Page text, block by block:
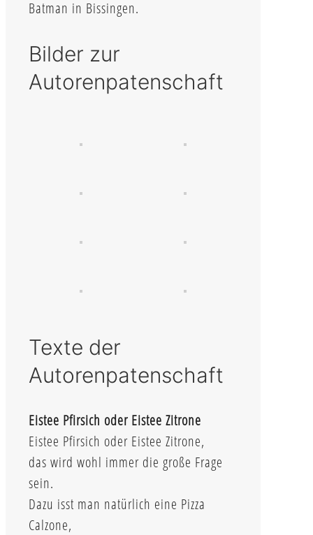
Batman in Bissingen.
Bilder zur
Autorenpatenschaft
Texte der
Autorenpatenschaft
Eistee Pfirsich oder Eistee Zitrone
Eistee Pfirsich oder Eistee Zitrone,
das wird wohl immer die große Frage
sein.
Dazu isst man natürlich eine Pizza
Calzone,